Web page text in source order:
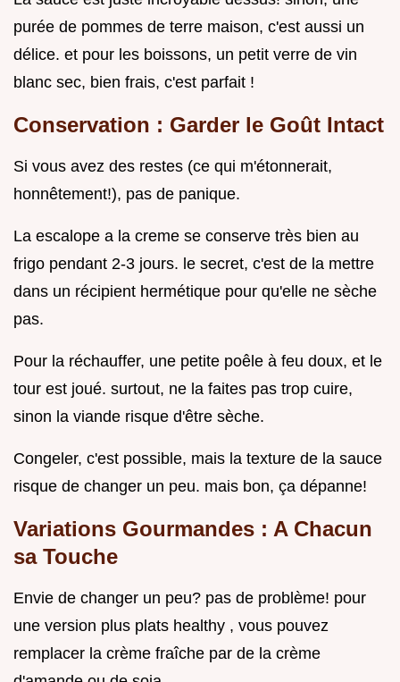
purée de pommes de terre maison, c'est aussi un
délice. et pour les boissons, un petit verre de vin
blanc sec, bien frais, c'est parfait !
Conservation : Garder le Goût Intact
Si vous avez des restes (ce qui m'étonnerait,
honnêtement!), pas de panique.
La escalope a la creme se conserve très bien au
frigo pendant 2-3 jours. le secret, c'est de la mettre
dans un récipient hermétique pour qu'elle ne sèche
pas.
Pour la réchauffer, une petite poêle à feu doux, et le
tour est joué. surtout, ne la faites pas trop cuire,
sinon la viande risque d'être sèche.
Congeler, c'est possible, mais la texture de la sauce
risque de changer un peu. mais bon, ça dépanne!
Variations Gourmandes : A Chacun
sa Touche
Envie de changer un peu? pas de problème! pour
une version plus plats healthy , vous pouvez
remplacer la crème fraîche par de la crème